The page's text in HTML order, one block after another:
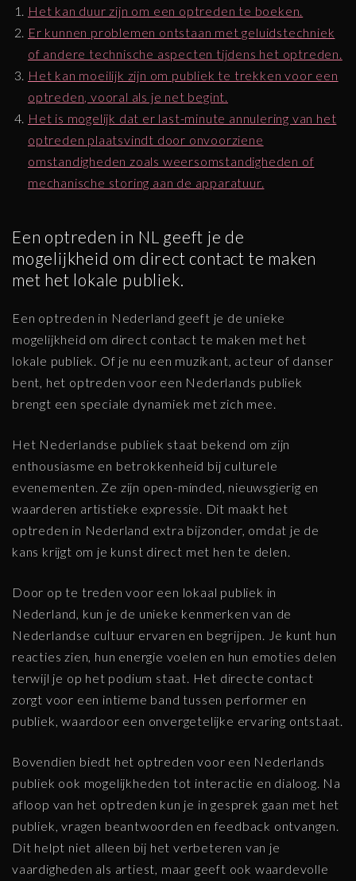
Het kan duur zijn om een optreden te boeken.
Er kunnen problemen ontstaan met geluidstechniek
of andere technische aspecten tijdens het optreden.
Het kan moeilijk zijn om publiek te trekken voor een
optreden, vooral als je net begint.
Het is mogelijk dat er last-minute annulering van het
optreden plaatsvindt door onvoorziene
omstandigheden zoals weersomstandigheden of
mechanische storing aan de apparatuur.
Een optreden in NL geeft je de
mogelijkheid om direct contact te maken
met het lokale publiek.
Een optreden in Nederland geeft je de unieke
mogelijkheid om direct contact te maken met het
lokale publiek. Of je nu een muzikant, acteur of danser
bent, het optreden voor een Nederlands publiek
brengt een speciale dynamiek met zich mee.
Het Nederlandse publiek staat bekend om zijn
enthousiasme en betrokkenheid bij culturele
evenementen. Ze zijn open-minded, nieuwsgierig en
waarderen artistieke expressie. Dit maakt het
optreden in Nederland extra bijzonder, omdat je de
kans krijgt om je kunst direct met hen te delen.
Door op te treden voor een lokaal publiek in
Nederland, kun je de unieke kenmerken van de
Nederlandse cultuur ervaren en begrijpen. Je kunt hun
reacties zien, hun energie voelen en hun emoties delen
terwijl je op het podium staat. Het directe contact
zorgt voor een intieme band tussen performer en
publiek, waardoor een onvergetelijke ervaring ontstaat.
Bovendien biedt het optreden voor een Nederlands
publiek ook mogelijkheden tot interactie en dialoog. Na
afloop van het optreden kun je in gesprek gaan met het
publiek, vragen beantwoorden en feedback ontvangen.
Dit helpt niet alleen bij het verbeteren van je
vaardigheden als artiest, maar geeft ook waardevolle